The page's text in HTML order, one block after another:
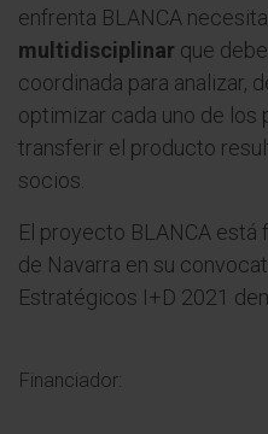
enfrenta BLANCA
multidisciplinar que
coordinada para analizar,
optimizar cada uno de los
transferir el producto
socios.
El proyecto BLANCA está
de Navarra en su
Estratégicos I+D 2021
Financiador: